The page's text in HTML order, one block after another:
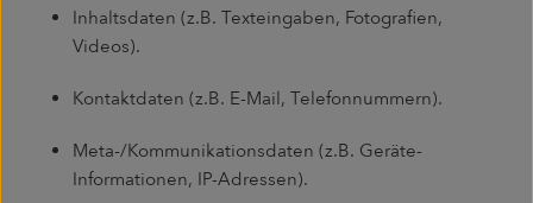
Inhaltsdaten (z.B. Texteingaben, Fotografien,
Videos).
Kontaktdaten (z.B. E-Mail, Telefonnummern).
Meta-/Kommunikationsdaten (z.B. Geräte-
Informationen, IP-Adressen).